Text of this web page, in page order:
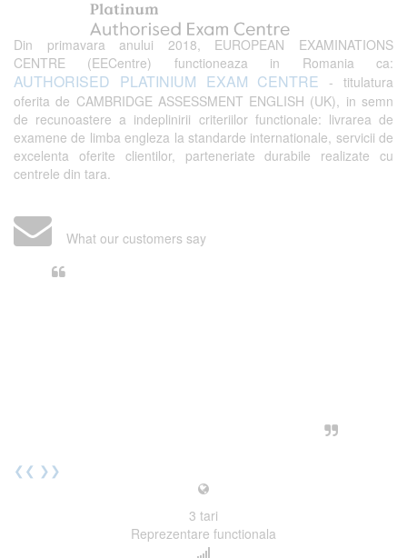
Din primavara anului 2018, EUROPEAN EXAMINATIONS
CENTRE (EECentre) functioneaza in Romania ca:
AUTHORISED PLATINIUM EXAM CENTRE - titulatura
oferita de CAMBRIDGE ASSESSMENT ENGLISH (UK), in semn
de recunoastere a indeplinirii criteriilor functionale: livrarea de
examene de limba engleza la standarde internationale, servicii de
excelenta oferite clientilor, parteneriate durabile realizate cu
centrele din tara.
What our customers say
❮❮ ❯❯
3 tari
Reprezentare functionala